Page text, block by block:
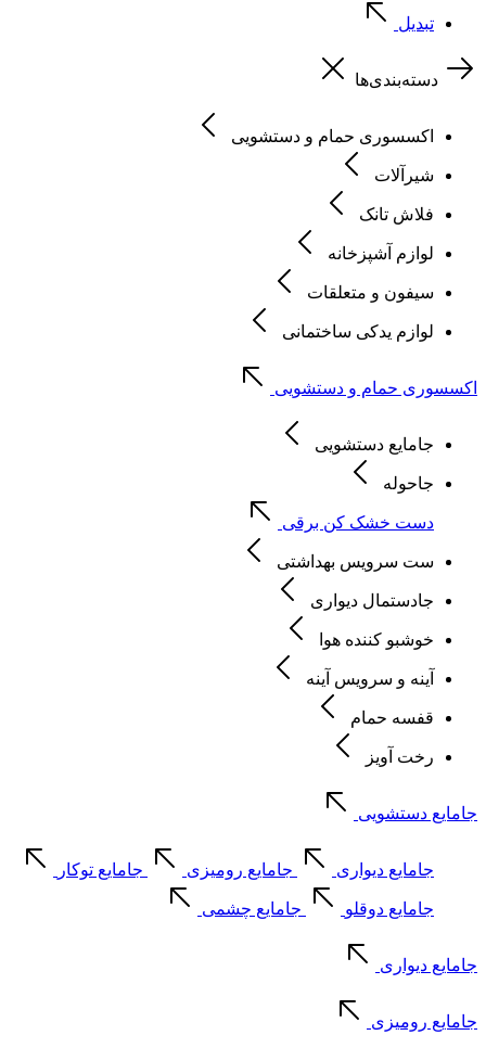
تبدیل
دسته‌بندی‌ها
اکسسوری حمام و دستشویی
شیرآلات
فلاش تانک
لوازم آشپزخانه
سیفون و متعلقات
لوازم یدکی ساختمانی
اکسسوری حمام و دستشویی
جامایع دستشویی
جاحوله
دست خشک کن برقی
ست سرویس بهداشتی
جادستمال دیواری
خوشبو کننده هوا
آینه و سرویس آینه
قفسه حمام
رخت آویز
جامایع دستشویی
جامایع دیواری جامایع رومیزی جامایع توکار
جامایع دوقلو جامایع چشمی
جامایع دیواری
جامایع رومیزی